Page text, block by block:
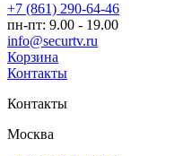
+7 (861) 290-64-46
пн-пт: 9.00 - 19.00
info@securtv.ru
Корзина
Контакты
Контакты
Москва